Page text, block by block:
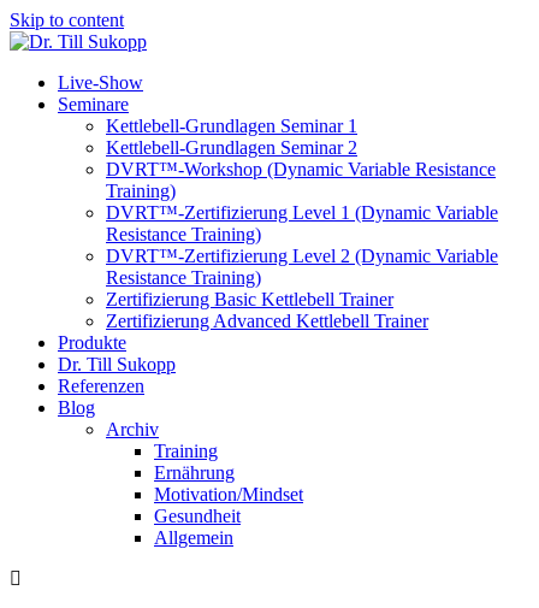
Skip to content
Live-Show
Seminare
Kettlebell-Grundlagen Seminar 1
Kettlebell-Grundlagen Seminar 2
DVRT™-Workshop (Dynamic Variable Resistance
Training)
DVRT™-Zertifizierung Level 1 (Dynamic Variable
Resistance Training)
DVRT™-Zertifizierung Level 2 (Dynamic Variable
Resistance Training)
Zertifizierung Basic Kettlebell Trainer
Zertifizierung Advanced Kettlebell Trainer
Produkte
Dr. Till Sukopp
Referenzen
Blog
Archiv
Training
Ernährung
Motivation/Mindset
Gesundheit
Allgemein